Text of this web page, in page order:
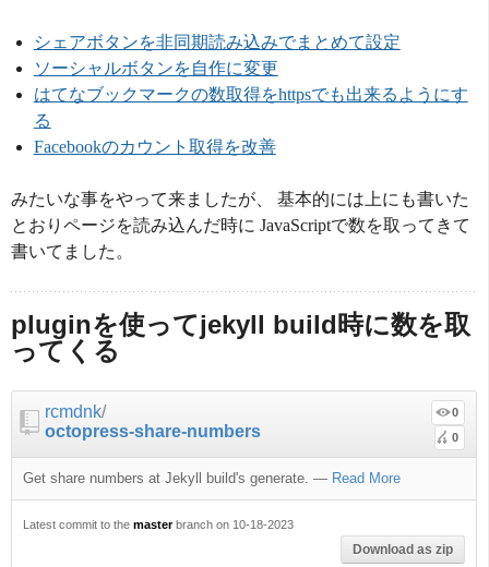
シェアボタンを非同期読み込みでまとめて設定
ソーシャルボタンを自作に変更
はてなブックマークの数取得をhttpsでも出来るようにす
る
Facebookのカウント取得を改善
みたいな事をやって来ましたが、 基本的には上にも書いた
とおりページを読み込んだ時に JavaScriptで数を取ってきて
書いてました。
pluginを使ってjekyll build時に数を取
ってくる
rcmdnk/
octopress-share-numbers
0
0
Get share numbers at Jekyll build's generate. — Read More
Latest commit to the masterbranch on 10-18-2023
Download as zip